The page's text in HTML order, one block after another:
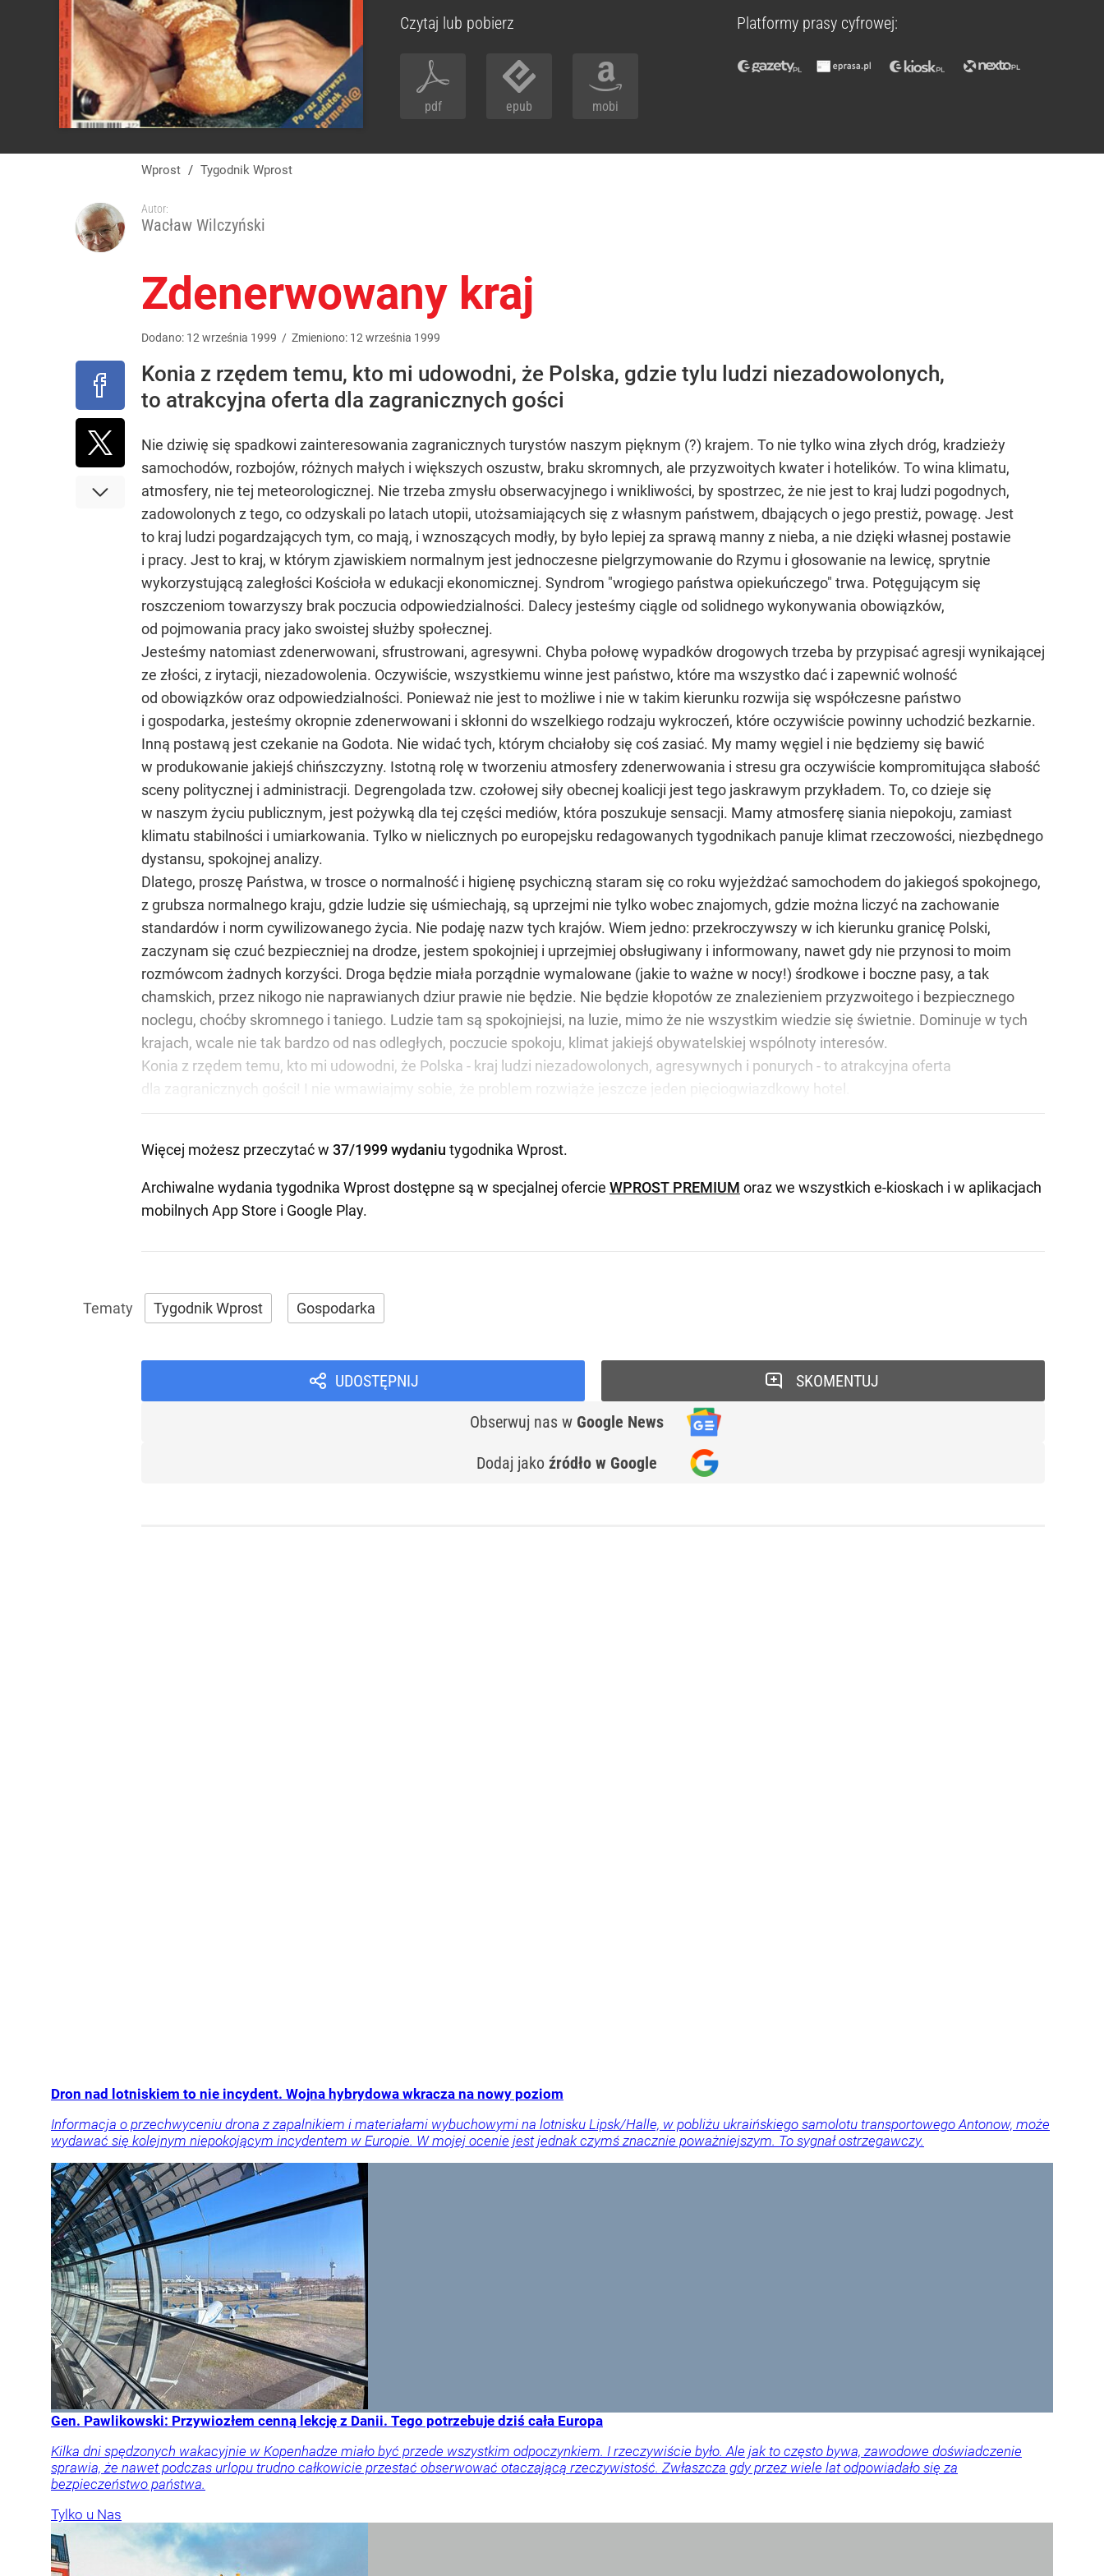
Czytaj lub pobierz
pdf epub mobi
Platformy prasy cyfrowej:
Wprost / Tygodnik Wprost
Autor:
Wacław Wilczyński
Zdenerwowany kraj
Dodano: 12 września 1999 / Zmieniono: 12 września 1999
Konia z rzędem temu, kto mi udowodni, że Polska, gdzie tylu ludzi niezadowolonych,
to atrakcyjna oferta dla zagranicznych gości
Nie dziwię się spadkowi zainteresowania zagranicznych turystów naszym pięknym (?) krajem. To nie tylko wina złych dróg, kradzieży
samochodów, rozbojów, różnych małych i większych oszustw, braku skromnych, ale przyzwoitych kwater i hotelików. To wina klimatu,
atmosfery, nie tej meteorologicznej. Nie trzeba zmysłu obserwacyjnego i wnikliwości, by spostrzec, że nie jest to kraj ludzi pogodnych,
zadowolonych z tego, co odzyskali po latach utopii, utożsamiających się z własnym państwem, dbających o jego prestiż, powagę. Jest
to kraj ludzi pogardzających tym, co mają, i wznoszących modły, by było lepiej za sprawą manny z nieba, a nie dzięki własnej postawie
i pracy. Jest to kraj, w którym zjawiskiem normalnym jest jednoczesne pielgrzymowanie do Rzymu i głosowanie na lewicę, sprytnie
wykorzystującą zaległości Kościoła w edukacji ekonomicznej. Syndrom "wrogiego państwa opiekuńczego" trwa. Potęgującym się
roszczeniom towarzyszy brak poczucia odpowiedzialności. Dalecy jesteśmy ciągle od solidnego wykonywania obowiązków,
od pojmowania pracy jako swoistej służby społecznej.
Jesteśmy natomiast zdenerwowani, sfrustrowani, agresywni. Chyba połowę wypadków drogowych trzeba by przypisać agresji wynikającej
ze złości, z irytacji, niezadowolenia. Oczywiście, wszystkiemu winne jest państwo, które ma wszystko dać i zapewnić wolność
od obowiązków oraz odpowiedzialności. Ponieważ nie jest to możliwe i nie w takim kierunku rozwija się współczesne państwo
i gospodarka, jesteśmy okropnie zdenerwowani i skłonni do wszelkiego rodzaju wykroczeń, które oczywiście powinny uchodzić bezkarnie.
Inną postawą jest czekanie na Godota. Nie widać tych, którym chciałoby się coś zasiać. My mamy węgiel i nie będziemy się bawić
w produkowanie jakiejś chińszczyzny. Istotną rolę w tworzeniu atmosfery zdenerwowania i stresu gra oczywiście kompromitująca słabość
sceny politycznej i administracji. Degrengolada tzw. czołowej siły obecnej koalicji jest tego jaskrawym przykładem. To, co dzieje się
w naszym życiu publicznym, jest pożywką dla tej części mediów, która poszukuje sensacji. Mamy atmosferę siania niepokoju, zamiast
klimatu stabilności i umiarkowania. Tylko w nielicznych po europejsku redagowanych tygodnikach panuje klimat rzeczowości, niezbędnego
dystansu, spokojnej analizy.
Dlatego, proszę Państwa, w trosce o normalność i higienę psychiczną staram się co roku wyjeżdżać samochodem do jakiegoś spokojnego,
z grubsza normalnego kraju, gdzie ludzie się uśmiechają, są uprzejmi nie tylko wobec znajomych, gdzie można liczyć na zachowanie
standardów i norm cywilizowanego życia. Nie podaję nazw tych krajów. Wiem jedno: przekroczywszy w ich kierunku granicę Polski,
zaczynam się czuć bezpieczniej na drodze, jestem spokojniej i uprzejmiej obsługiwany i informowany, nawet gdy nie przynosi to moim
rozmówcom żadnych korzyści. Droga będzie miała porządnie wymalowane (jakie to ważne w nocy!) środkowe i boczne pasy, a tak
chamskich, przez nikogo nie naprawianych dziur prawie nie będzie. Nie będzie kłopotów ze znalezieniem przyzwoitego i bezpiecznego
noclegu, choćby skromnego i taniego. Ludzie tam są spokojniejsi, na luzie, mimo że nie wszystkim wiedzie się świetnie. Dominuje w tych
krajach, wcale nie tak bardzo od nas odległych, poczucie spokoju, klimat jakiejś obywatelskiej wspólnoty interesów.
Konia z rzędem temu, kto mi udowodni, że Polska - kraj ludzi niezadowolonych, agresywnych i ponurych - to atrakcyjna oferta
dla zagranicznych gości! I nie wmawiajmy sobie, że problem rozwiąże jeszcze jeden pięciogwiazdkowy hotel.
Więcej możesz przeczytać w 37/1999 wydaniu tygodnika Wprost.
Archiwalne wydania tygodnika Wprost dostępne są w specjalnej ofercie WPROST PREMIUM oraz we wszystkich e-kioskach i w aplikacjach
mobilnych App Store i Google Play.
Tygodnik Wprost Gospodarka
UDOSTĘPNIJ
Obserwuj nas w Google News
Dodaj jako źródło w Google
SKOMENTUJ
Dron nad lotniskiem to nie incydent. Wojna hybrydowa wkracza na nowy poziom
Informacja o przechwyceniu drona z zapalnikiem i materiałami wybuchowymi na lotnisku Lipsk/Halle, w pobliżu ukraińskiego samolotu transportowego Antonow, może
wydawać się kolejnym niepokojącym incydentem w Europie. W mojej ocenie jest jednak czymś znacznie poważniejszym. To sygnał ostrzegawczy.
Gen. Pawlikowski: Przywiozłem cenną lekcję z Danii. Tego potrzebuje dziś cała Europa
Kilka dni spędzonych wakacyjnie w Kopenhadze miało być przede wszystkim odpoczynkiem. I rzeczywiście było. Ale jak to często bywa, zawodowe doświadczenie
sprawia, że nawet podczas urlopu trudno całkowicie przestać obserwować otaczającą rzeczywistość. Zwłaszcza gdy przez wiele lat odpowiadało się za
bezpieczeństwo państwa.
Tylko u Nas